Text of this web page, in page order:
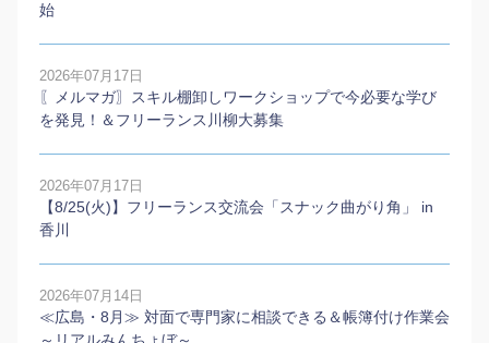
始
2026年07月17日
〖メルマガ〗スキル棚卸しワークショップで今必要な学び
を発見！＆フリーランス川柳大募集
2026年07月17日
【8/25(火)】フリーランス交流会「スナック曲がり角」 in
香川
2026年07月14日
≪広島・8月≫ 対面で専門家に相談できる＆帳簿付け作業会